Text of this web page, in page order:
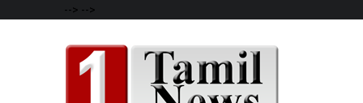
--> -->